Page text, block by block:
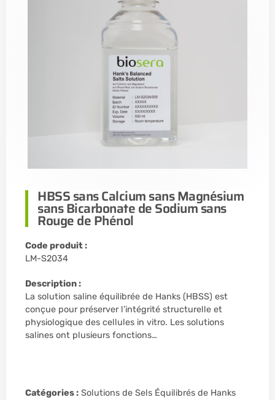
HBSS sans Calcium sans Magnésium
sans Bicarbonate de Sodium sans
Rouge de Phénol
Code produit :
LM-S2034
Description :
La solution saline équilibrée de Hanks (HBSS) est
conçue pour préserver l’intégrité structurelle et
physiologique des cellules in vitro. Les solutions
salines ont plusieurs fonctions…
Catégories : Solutions de Sels Équilibrés de Hanks